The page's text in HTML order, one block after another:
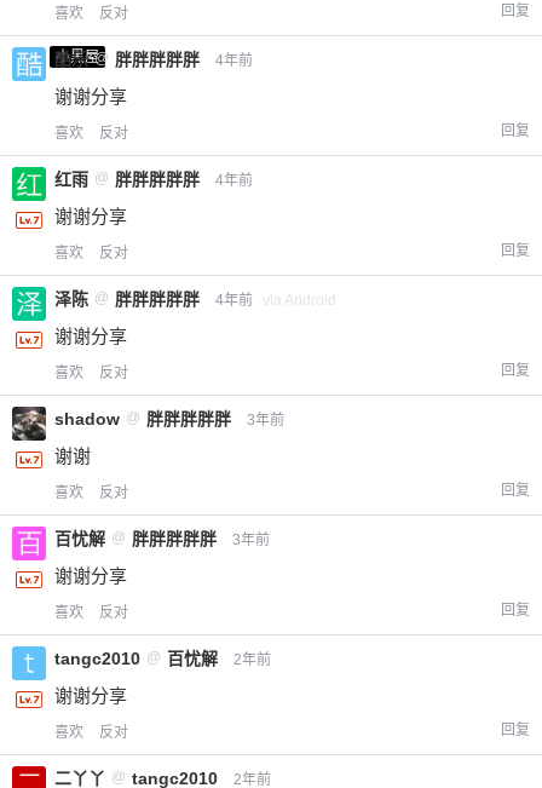
给-熊本熊-打赏
喜欢 反对 回复
小黑屋
酷乐 @ 胖胖胖胖胖 4年前
谢谢分享
喜欢 反对 回复
红雨 @ 胖胖胖胖胖 4年前
谢谢分享
喜欢 反对 回复
泽陈 @ 胖胖胖胖胖 4年前 via Android
谢谢分享
喜欢 反对 回复
shadow @ 胖胖胖胖胖 3年前
谢谢
喜欢 反对 回复
百忧解 @ 胖胖胖胖胖 3年前
谢谢分享
喜欢 反对 回复
tangc2010 @ 百忧解 2年前
谢谢分享
喜欢 反对 回复
二丫丫 @ tangc2010 2年前